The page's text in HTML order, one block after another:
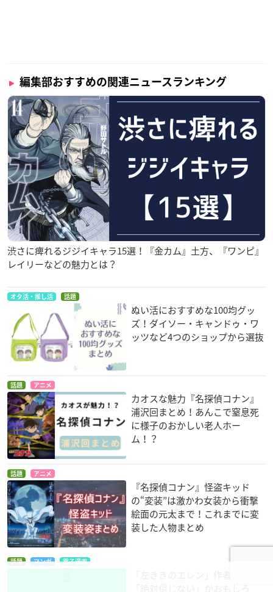
編集部おすすめの関連ニュースランキング
渋さに痺れるジジイキャラ15選！『金カム』土方、『ワンピ』
レイリーなどの魅力とは？
オタ活・推し活 話題
ぬい活におすすめな100均グッ
ズ！ダイソー・キャンドゥ・ワ
ッツなど4つのショップから選抜
話題 アニメ
カオスな魅力『名探偵コナン』
浦沢回まとめ！あんこで窒息死
に様子のおかしい老人ホー
ム！？
話題 アニメ
『名探偵コナン』怪盗キッド
の“変装”は激かわ女装から衝撃
絵面の元太まで！これまでに変
装した人物まとめ
話題 マンガ 電子漫画